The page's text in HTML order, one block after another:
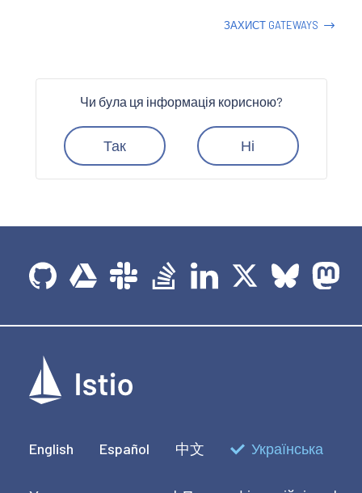
ЗАХИСТ GATEWAYS
Чи була ця інформація корисною?
Так Ні
English Español 中文 Українська